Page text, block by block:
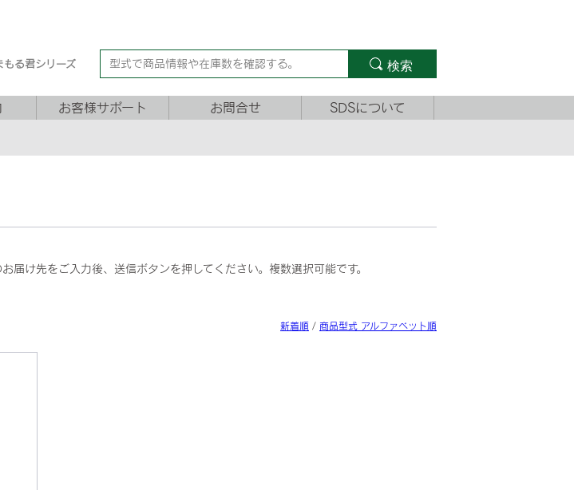
もる君シリーズ 検索
お客様サポート お問合せ SDSについて
届け先をご入力後、送信ボタンを押してください。複数選択可能です。
新着順 / 商品型式 アルファベット順